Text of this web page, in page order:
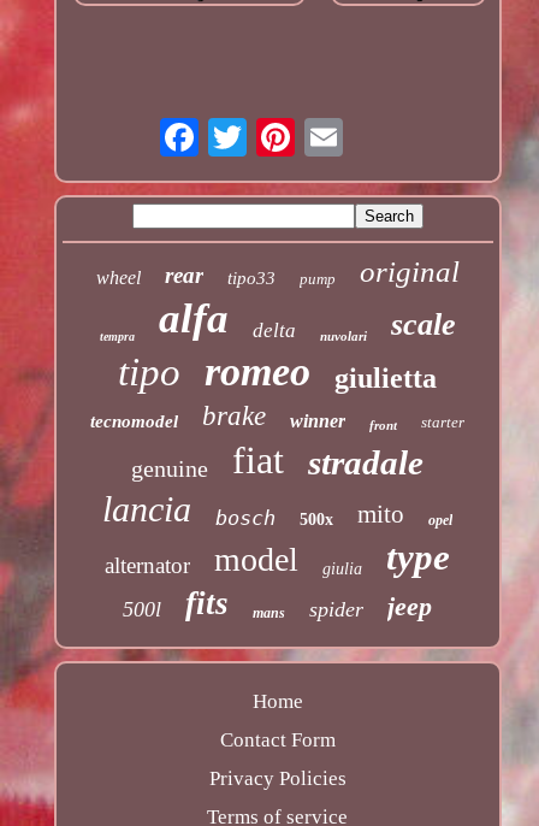
wheel rear tipo33 pump original
tempra alfa delta nuvolari scale
tipo romeo giulietta
tecnomodel brake winner front starter
genuine fiat stradale
lancia bosch 500x mito opel
alternator model giulia type
500l fits mans spider jeep
Home
Contact Form
Privacy Policies
Terms of service